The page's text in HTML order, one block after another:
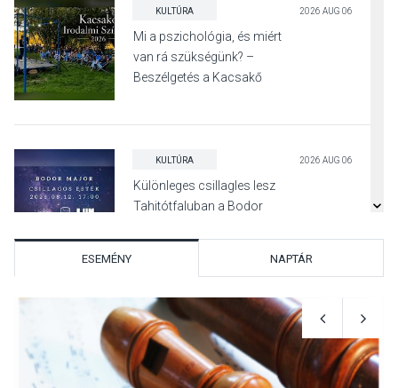
KULTÚRA 2026 AUG 06
Mi a pszichológia, és miért
van rá szükségünk? –
Beszélgetés a Kacsakő
KULTÚRA 2026 AUG 06
Különleges csillagles lesz
Tahitótfaluban a Bodor
KULTÚRA 2026 AUG 06
Színek, közösség és
hagyomány – kiállítás
nyitotta meg az idei Irány
ESEMÉNY NAPTÁR